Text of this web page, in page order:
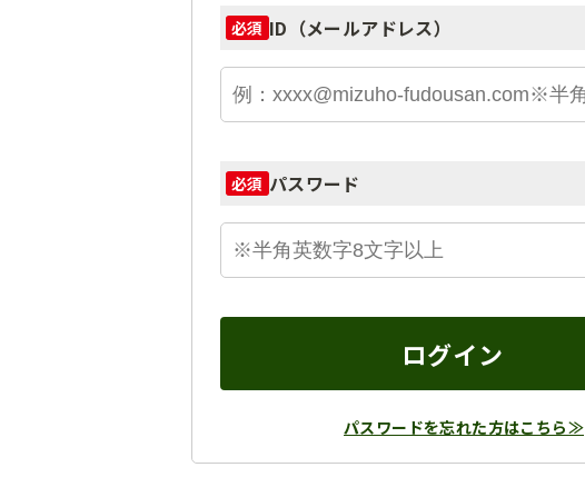
必須 ID（メールアドレス）
必須 パスワード
ログイン
パスワードを忘れた方はこちら≫